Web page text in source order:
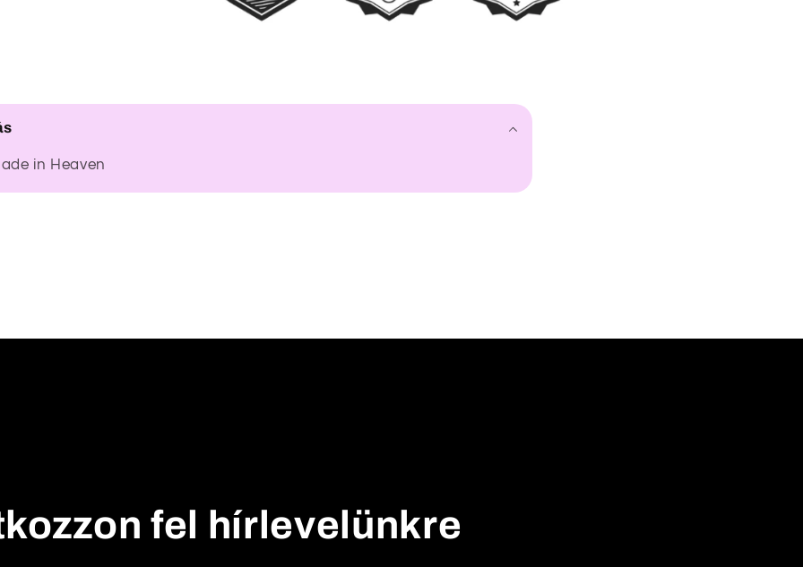
in Heaven
fel hírlevelünkre